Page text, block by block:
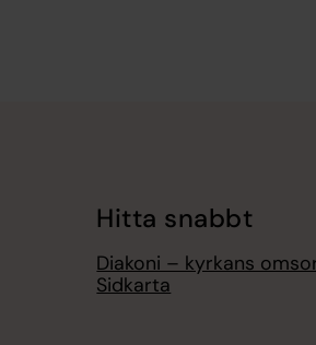
Hitta snabbt
Diakoni – kyrkans
Sidkarta